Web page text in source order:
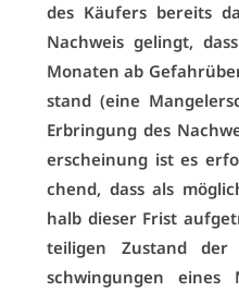
des Käu­fers be­reits
Nach­weis ge­lingt,
Mo­na­ten ab
stand (ei­ne
Er­brin­gung des
er­schei­nung ist es
chend, dass als
halb die­ser Frist
tei­li­gen Zu­stand der
schwin­gun­gen ei­nes